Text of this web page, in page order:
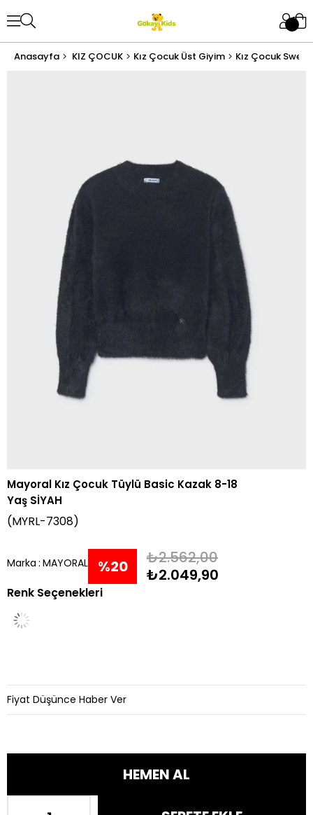
Anasayfa KIZ ÇOCUK Kız Çocuk Üst Giyim Kız Çocuk
Mayoral Kız Çocuk Tüylü Basic Kazak 8-18
Yaş SİYAH
(MYRL-7308)
Marka : MAYORAL %20
İndirim
₺2.562,00
₺2.049,90
Renk Seçenekleri
Fiyat Düşünce Haber Ver